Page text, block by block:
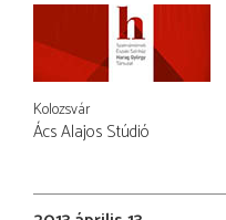
Kolozsvár
Ács Alajos Stúdió